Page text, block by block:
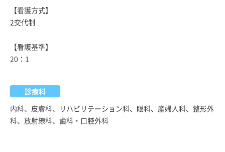
【看護方式】
2交代制
【看護基準】
20：1
診療科
内科、皮膚科、リハビリテーション科、眼科、産婦人科、整形外
科、放射線科、歯科・口腔外科